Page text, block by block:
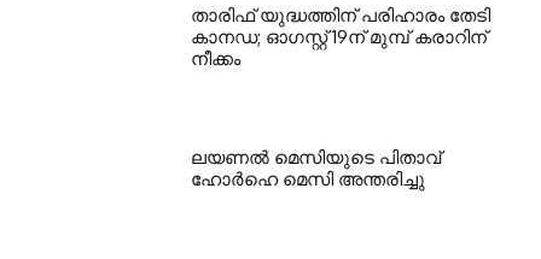
താരിഫ് യുദ്ധത്തിന് പരിഹാരം തേടി
കാനഡ; ഓഗസ്റ്റ് 19ന് മുമ്പ് കരാറിന്
നീക്കം
ലയണൽ മെസിയുടെ പിതാവ്
ഹോർഹെ മെസി അന്തരിച്ചു